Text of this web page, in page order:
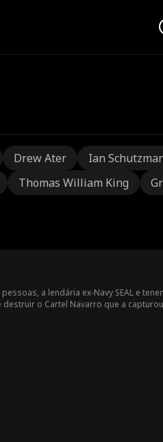
Drew Ater Ian
Thomas William King
a lendária ex-Navy SEAL e
o Cartel Navarro que a